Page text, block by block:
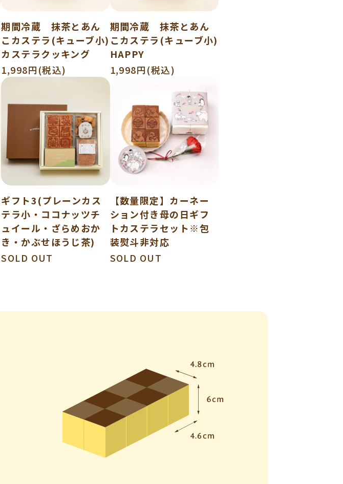
期間冷蔵 抹茶とあん
こカステラ(キューブ小)
カステラクッキング
1,998円(税込)
期間冷蔵 抹茶とあん
こカステラ(キューブ小)
HAPPY
1,998円(税込)
ギフト3(プレーンカス
テラ小・ココナッツチ
ュイール・ざらめおか
き・かぶせほうじ茶)
SOLD OUT
【数量限定】カーネー
ション付き母の日ギフ
トカステラセット※包
装熨斗非対応
SOLD OUT